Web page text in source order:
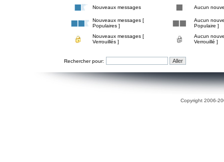
Nouveaux messages Aucun
Nouveaux messages [
Populaires ]
Aucun
Populaire ]
Nouveaux messages [
Verrouillés ]
Aucun
Verrouillé ]
Rechercher pour:
Copyright 2006-